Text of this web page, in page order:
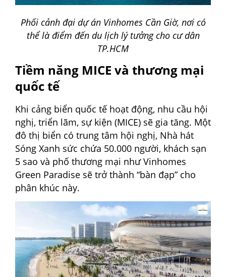
Phối cảnh đại dự án Vinhomes Cần Giờ, nơi có
thể là điểm đến du lịch lý tưởng cho cư dân
TP.HCM
Tiềm năng MICE và thương mại
quốc tế
Khi cảng biển quốc tế hoạt động, nhu cầu hội
nghị, triển lãm, sự kiện (MICE) sẽ gia tăng. Một
đô thị biển có trung tâm hội nghị, Nhà hát
Sóng Xanh sức chứa 50.000 người, khách sạn
5 sao và phố thương mại như Vinhomes
Green Paradise sẽ trở thành “bàn đạp” cho
phân khúc này.